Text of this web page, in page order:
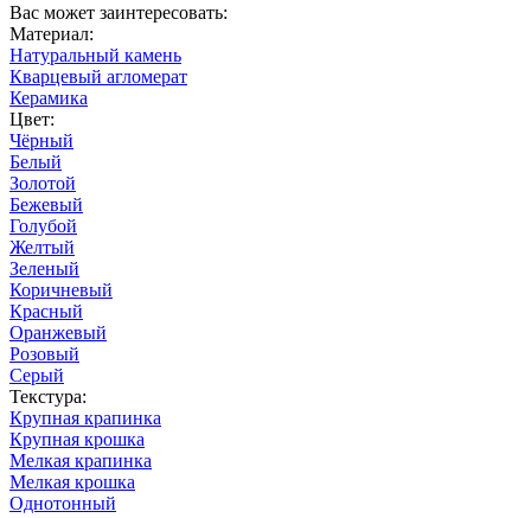
Вас может заинтересовать:
Материал:
Натуральный камень
Кварцевый агломерат
Керамика
Цвет:
Чёрный
Белый
Золотой
Бежевый
Голубой
Желтый
Зеленый
Коричневый
Красный
Оранжевый
Розовый
Серый
Текстура:
Крупная крапинка
Крупная крошка
Мелкая крапинка
Мелкая крошка
Однотонный